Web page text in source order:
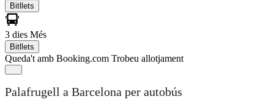
Bitllets
3 dies Més
Bitllets
Queda't amb Booking.com Trobeu allotjament
Palafrugell a Barcelona per autobús